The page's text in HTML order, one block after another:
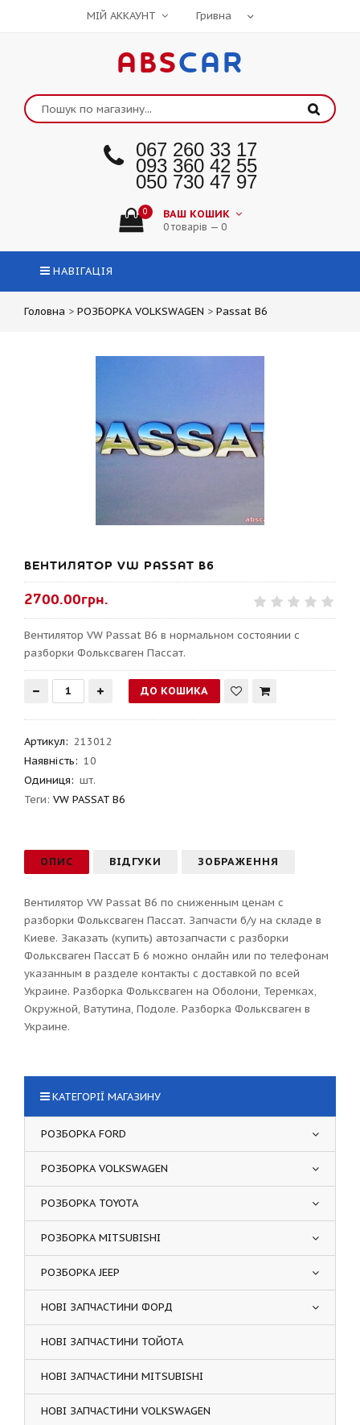
МІЙ АККАУНТ
ABSCAR
067 260 33 17
093 360 42 55
050 730 47 97
0 ВАШ КОШИК
0 товарів — 0
НАВІГАЦІЯ
Головна > РОЗБОРКА VOLKSWAGEN > Passat B6
ВЕНТИЛЯТОР VW PASSAT B6
2700.00грн.
Вентилятор VW Passat B6 в нормальном состоянии с
разборки Фольксваген Пассат.
Артикул: 213012
Наявність: 10
Одиниця: шт.
Теги: VW PASSAT B6
ОПИС ВІДГУКИ ЗОБРАЖЕННЯ
Вентилятор VW Passat B6 по сниженным ценам с
разборки Фольксваген Пассат. Запчасти б/у на складе в
Киеве. Заказать (купить) автозапчасти с разборки
Фольксваген Пассат Б 6 можно онлайн или по телефонам
указанным в разделе контакты с доставкой по всей
Украине. Разборка Фольксваген на Оболони, Теремках,
Окружной, Ватутина, Подоле. Разборка Фольксваген в
Украине.
КАТЕГОРІЇ МАГАЗИНУ
РОЗБОРКА FORD
РОЗБОРКА VOLKSWAGEN
РОЗБОРКА TOYOTA
РОЗБОРКА MITSUBISHI
РОЗБОРКА JEEP
НОВІ ЗАПЧАСТИНИ ФОРД
НОВІ ЗАПЧАСТИНИ ТОЙОТА
НОВІ ЗАПЧАСТИНИ MITSUBISHI
НОВІ ЗАПЧАСТИНИ VOLKSWAGEN